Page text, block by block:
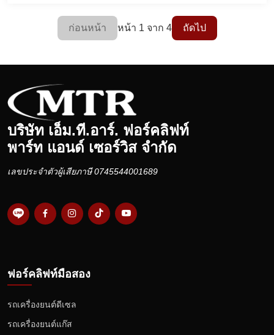
ก่อนหน้า หน้า 1 จาก 4 ถัดไป
บริษัท เอ็ม.ที.อาร์. ฟอร์คลิฟท์
พาร์ท แอนด์ เซอร์วิส จำกัด
เลขประจำตัวผู้เสียภาษี 0745544001689
ฟอร์คลิฟท์มือสอง
รถเครื่องยนต์ดีเซล
รถเครื่องยนต์แก๊ส